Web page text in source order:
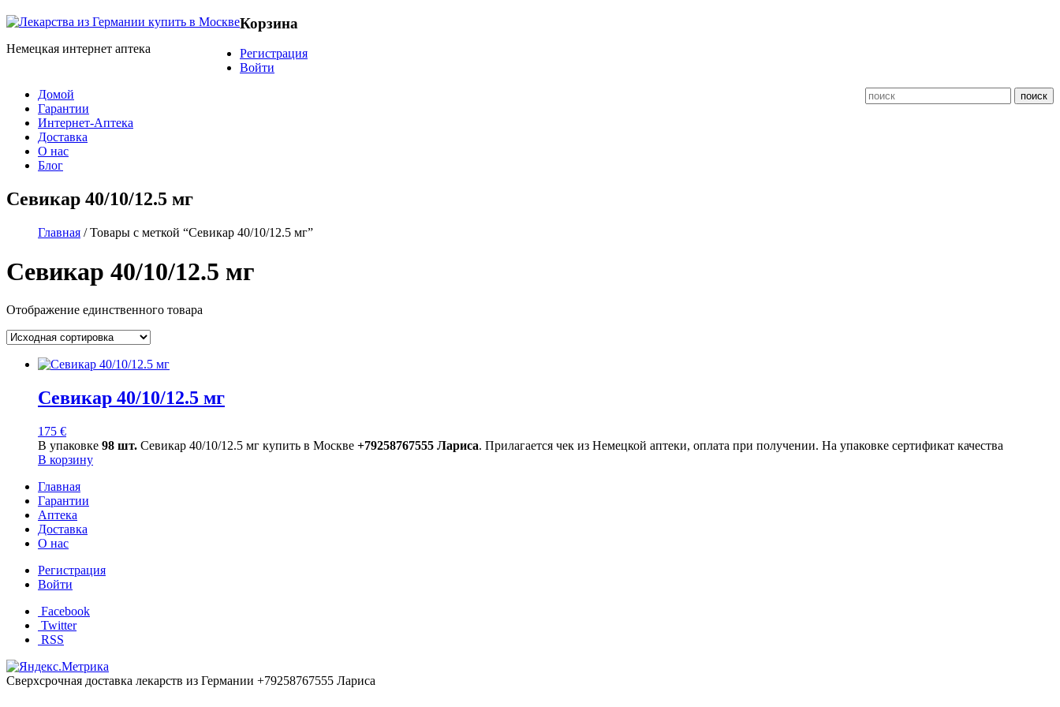
Немецкая интернет аптека
Корзина
Регистрация
Войти
Домой
Гарантии
Интернет-Аптека
Доставка
О нас
Блог
Севикар 40/10/12.5 мг
Главная / Товары с меткой “Севикар 40/10/12.5 мг”
Севикар 40/10/12.5 мг
Отображение единственного товара
Севикар 40/10/12.5 мг
175 €
В упаковке 98 шт. Севикар 40/10/12.5 мг купить в Москве +79258767555 Лариса. Прилагается чек из Немецкой аптеки, оплата при получении. На упаковке сертификат качества
В корзину
Главная
Гарантии
Аптека
Доставка
О нас
Регистрация
Войти
Facebook
Twitter
RSS
Сверхсрочная доставка лекарств из Германии +79258767555 Лариса